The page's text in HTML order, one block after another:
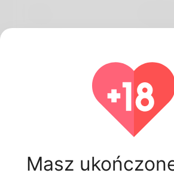
Masz
Jak możemy pomóc?